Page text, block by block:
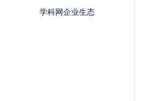
学科网企业生态